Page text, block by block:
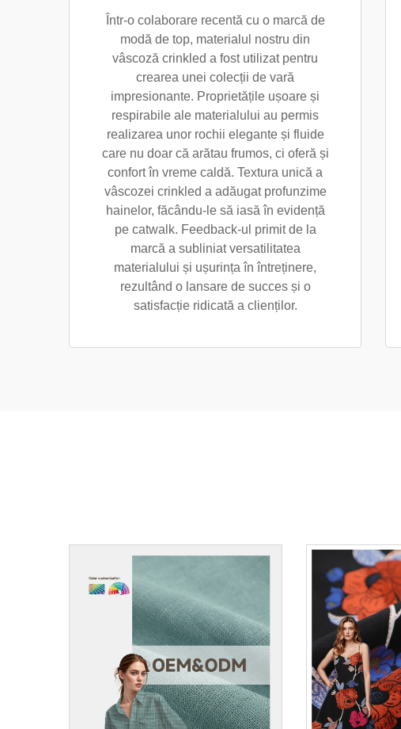
Într-o colaborare recentă cu o marcă de
modă de top, materialul nostru din
vâscoză crinkled a fost utilizat pentru
crearea unei colecții de vară
impresionante. Proprietățile ușoare și
respirabile ale materialului au permis
realizarea unor rochii elegante și fluide
care nu doar că arătau frumos, ci oferă și
confort în vreme caldă. Textura unică a
vâscozei crinkled a adăugat profunzime
hainelor, făcându-le să iasă în evidență
pe catwalk. Feedback-ul primit de la
marcă a subliniat versatilitatea
materialului și ușurința în întreținere,
rezultând o lansare de succes și o
satisfacție ridicată a clienților.